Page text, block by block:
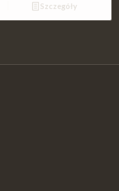
Szczegóły